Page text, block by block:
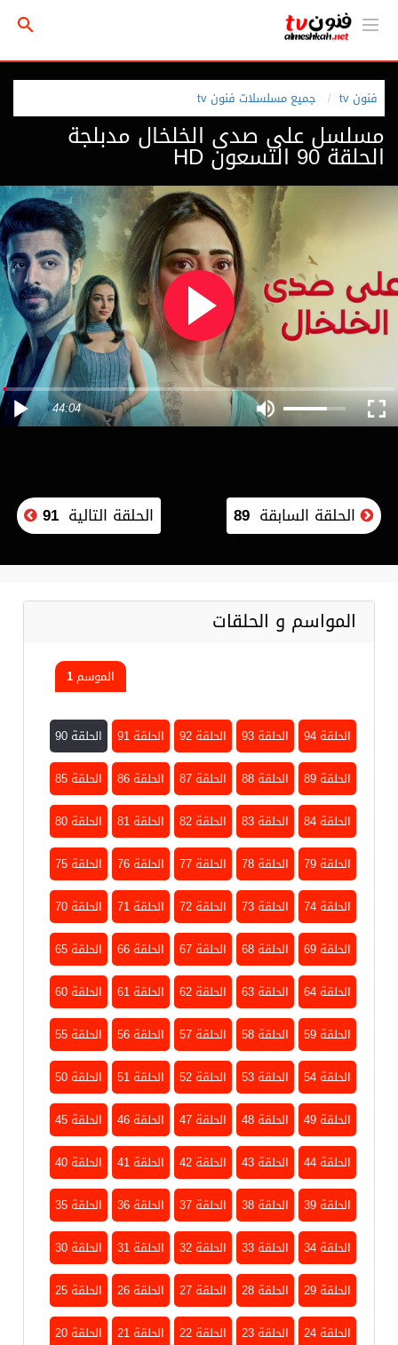
فنون tv جميع مسلسلات فنون tv
مسلسل على صدى الخلخال مدبلجة
الحلقة 90 التسعون HD
44:04
الحلقة السابقة 89 الحلقة التالية 91
المواسم و الحلقات
الموسم 1
الحلقة 94 الحلقة 93 الحلقة 92 الحلقة 91
الحلقة 90
الحلقة 89
الحلقة 88 الحلقة 87 الحلقة 86
الحلقة 85
الحلقة 84
الحلقة 83 الحلقة 82 الحلقة 81
الحلقة 80
الحلقة 79
الحلقة 78 الحلقة 77 الحلقة 76
الحلقة 75
الحلقة 74
الحلقة 73 الحلقة 72 الحلقة 71
الحلقة 70
الحلقة 69
الحلقة 68 الحلقة 67 الحلقة 66
الحلقة 65
الحلقة 64
الحلقة 63 الحلقة 62 الحلقة 61
الحلقة 60
الحلقة 59
الحلقة 58 الحلقة 57 الحلقة 56
الحلقة 55
الحلقة 54
الحلقة 53 الحلقة 52 الحلقة 51
الحلقة 50
الحلقة 49
الحلقة 48 الحلقة 47 الحلقة 46
الحلقة 45
الحلقة 44
الحلقة 43 الحلقة 42 الحلقة 41
الحلقة 40
الحلقة 39
الحلقة 38 الحلقة 37 الحلقة 36
الحلقة 35
الحلقة 34
الحلقة 33 الحلقة 32 الحلقة 31
الحلقة 30
الحلقة 29
الحلقة 28 الحلقة 27 الحلقة 26
الحلقة 25
الحلقة 24
الحلقة 23 الحلقة 22 الحلقة 21
الحلقة 20